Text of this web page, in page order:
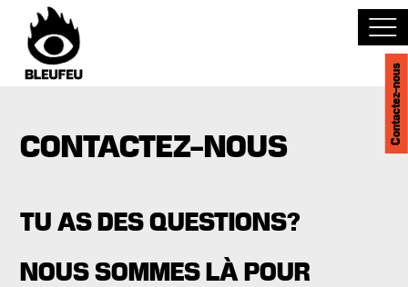
Joindre l'équipe
Devenir partenaire
Événements
Contactez-nous
CONTACTEZ-NOUS
TU AS DES QUESTIONS?
NOUS SOMMES LÀ POUR